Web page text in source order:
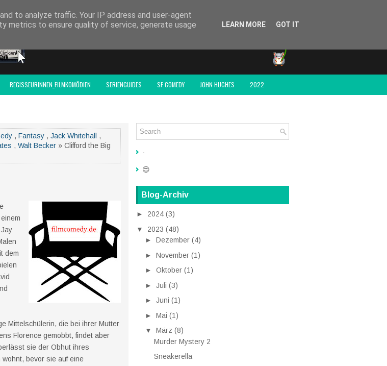
REGISSEURINNEN_FILMKOMÖDIEN SERIENGUIDES SF COMEDY JOHN HUGHES 2022
, Fantasy , Jack Whitehall
,
, Walt Becker » Clifford the Big
dem
Mittelschülerin, die bei ihrer Mutter
Florence gemobbt, findet aber
sie der Obhut ihres
bevor sie auf eine
-
😍
Blog-Archiv
► 2024 (3)
▼ 2023 (48)
► Dezember (4)
► November (1)
► Oktober (1)
► Juli (3)
► Juni (1)
► Mai (1)
▼ März (8)
Murder Mystery 2
Sneakerella
to analyze traffic. Your IP address and user-agent
metrics to ensure quality of service, generate usage
LEARN MORE GOT IT